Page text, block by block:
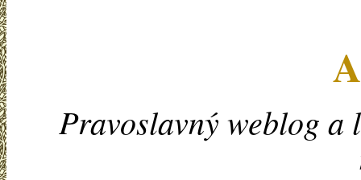
Pravoslavný weblog a